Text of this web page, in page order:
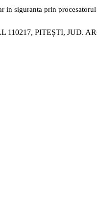
in siguranta prin
110217, PITEȘTI, JUD.